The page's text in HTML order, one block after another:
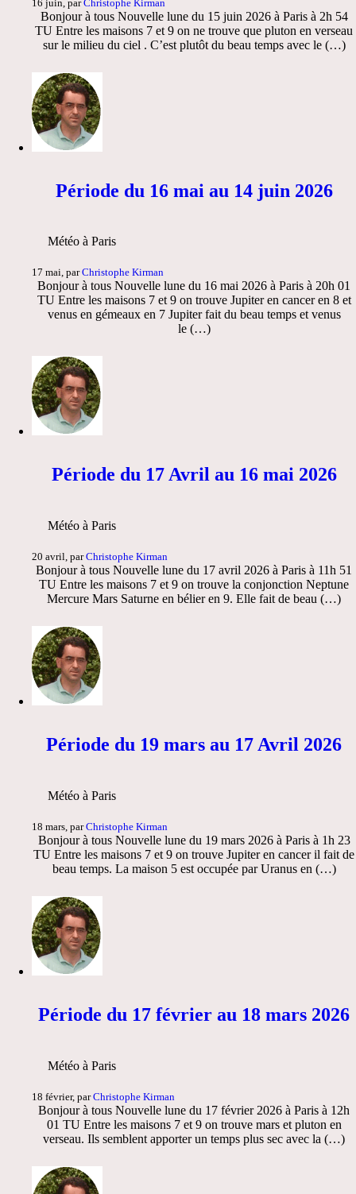
16 juin, parChristophe Kirman
Bonjour à tous Nouvelle lune du 15 juin 2026 à Paris à 2h 54
TU Entre les maisons 7 et 9 on ne trouve que pluton en verseau
sur le milieu du ciel . C’est plutôt du beau temps avec le (…)
Période du 16 mai au 14 juin 2026
Météo à Paris
17 mai, parChristophe Kirman
Bonjour à tous Nouvelle lune du 16 mai 2026 à Paris à 20h 01
TU Entre les maisons 7 et 9 on trouve Jupiter en cancer en 8 et
venus en gémeaux en 7 Jupiter fait du beau temps et venus
le (…)
Période du 17 Avril au 16 mai 2026
Météo à Paris
20 avril, parChristophe Kirman
Bonjour à tous Nouvelle lune du 17 avril 2026 à Paris à 11h 51
TU Entre les maisons 7 et 9 on trouve la conjonction Neptune
Mercure Mars Saturne en bélier en 9. Elle fait de beau (…)
Période du 19 mars au 17 Avril 2026
Météo à Paris
18 mars, parChristophe Kirman
Bonjour à tous Nouvelle lune du 19 mars 2026 à Paris à 1h 23
TU Entre les maisons 7 et 9 on trouve Jupiter en cancer il fait de
beau temps. La maison 5 est occupée par Uranus en (…)
Période du 17 février au 18 mars 2026
Météo à Paris
18 février, parChristophe Kirman
Bonjour à tous Nouvelle lune du 17 février 2026 à Paris à 12h
01 TU Entre les maisons 7 et 9 on trouve mars et pluton en
verseau. Ils semblent apporter un temps plus sec avec la (…)